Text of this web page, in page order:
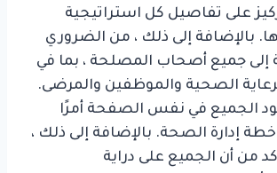
على تفاصيل كل استراتيجية
بالإضافة إلى ذلك ، من الضروري
جميع أصحاب المصلحة ، بما في
الصحية والموظفين والمرضى.
الجميع في نفس الصفحة أمرًا
إدارة الصحة. بالإضافة إلى ذلك ،
من أن الجميع على دراية